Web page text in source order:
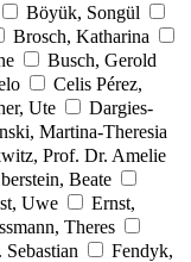
Böyük, Songül
Brosch, Katharina
Busch, Gerold
Celis Pérez,
Ute
Dargies-
Martina-Theresia
Prof. Dr. Amelie
Beate
Uwe
Ernst,
Theres
Fendyk,